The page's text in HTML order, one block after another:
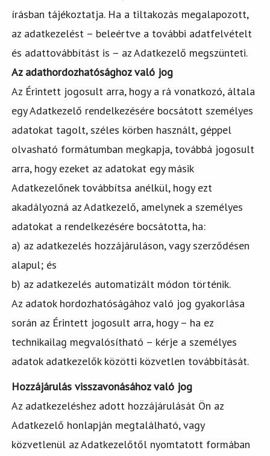
írásban tájékoztatja. Ha a tiltakozás megalapozott,
az adatkezelést – beleértve a további adatfelvételt
és adattovábbítást is – az Adatkezelő megszünteti.
Az adathordozhatósághoz való jog
Az Érintett jogosult arra, hogy a rá vonatkozó, általa
egy Adatkezelő rendelkezésére bocsátott személyes
adatokat tagolt, széles körben használt, géppel
olvasható formátumban megkapja, továbbá jogosult
arra, hogy ezeket az adatokat egy másik
Adatkezelőnek továbbítsa anélkül, hogy ezt
akadályozná az Adatkezelő, amelynek a személyes
adatokat a rendelkezésére bocsátotta, ha:
a) az adatkezelés hozzájáruláson, vagy szerződésen
alapul; és
b) az adatkezelés automatizált módon történik.
Az adatok hordozhatóságához való jog gyakorlása
során az Érintett jogosult arra, hogy – ha ez
technikailag megvalósítható – kérje a személyes
adatok adatkezelők közötti közvetlen továbbítását.
Hozzájárulás visszavonásához való jog
Az adatkezeléshez adott hozzájárulását Ön az
Adatkezelő honlapján megtalálható, vagy
közvetlenül az Adatkezelőtől nyomtatott formában